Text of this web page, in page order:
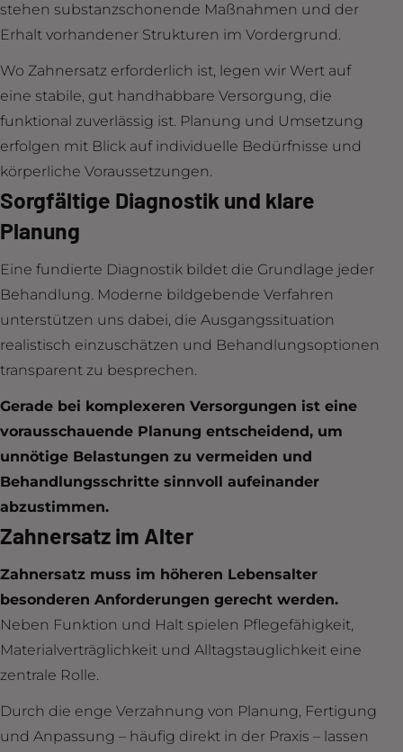
stehen substanzschonende Maßnahmen und der
Erhalt vorhandener Strukturen im Vordergrund.
Wo Zahnersatz erforderlich ist, legen wir Wert auf
eine stabile, gut handhabbare Versorgung, die
funktional zuverlässig ist. Planung und Umsetzung
erfolgen mit Blick auf individuelle Bedürfnisse und
körperliche Voraussetzungen.
Sorgfältige Diagnostik und klare
Planung
Eine fundierte Diagnostik bildet die Grundlage jeder
Behandlung. Moderne bildgebende Verfahren
unterstützen uns dabei, die Ausgangssituation
realistisch einzuschätzen und Behandlungsoptionen
transparent zu besprechen.
Gerade bei komplexeren Versorgungen ist eine
vorausschauende Planung entscheidend, um
unnötige Belastungen zu vermeiden und
Behandlungsschritte sinnvoll aufeinander
abzustimmen.
Zahnersatz im Alter
Zahnersatz muss im höheren Lebensalter
besonderen Anforderungen gerecht werden.
Neben Funktion und Halt spielen Pflegefähigkeit,
Materialverträglichkeit und Alltagstauglichkeit eine
zentrale Rolle.
Durch die enge Verzahnung von Planung, Fertigung
und Anpassung – häufig direkt in der Praxis – lassen